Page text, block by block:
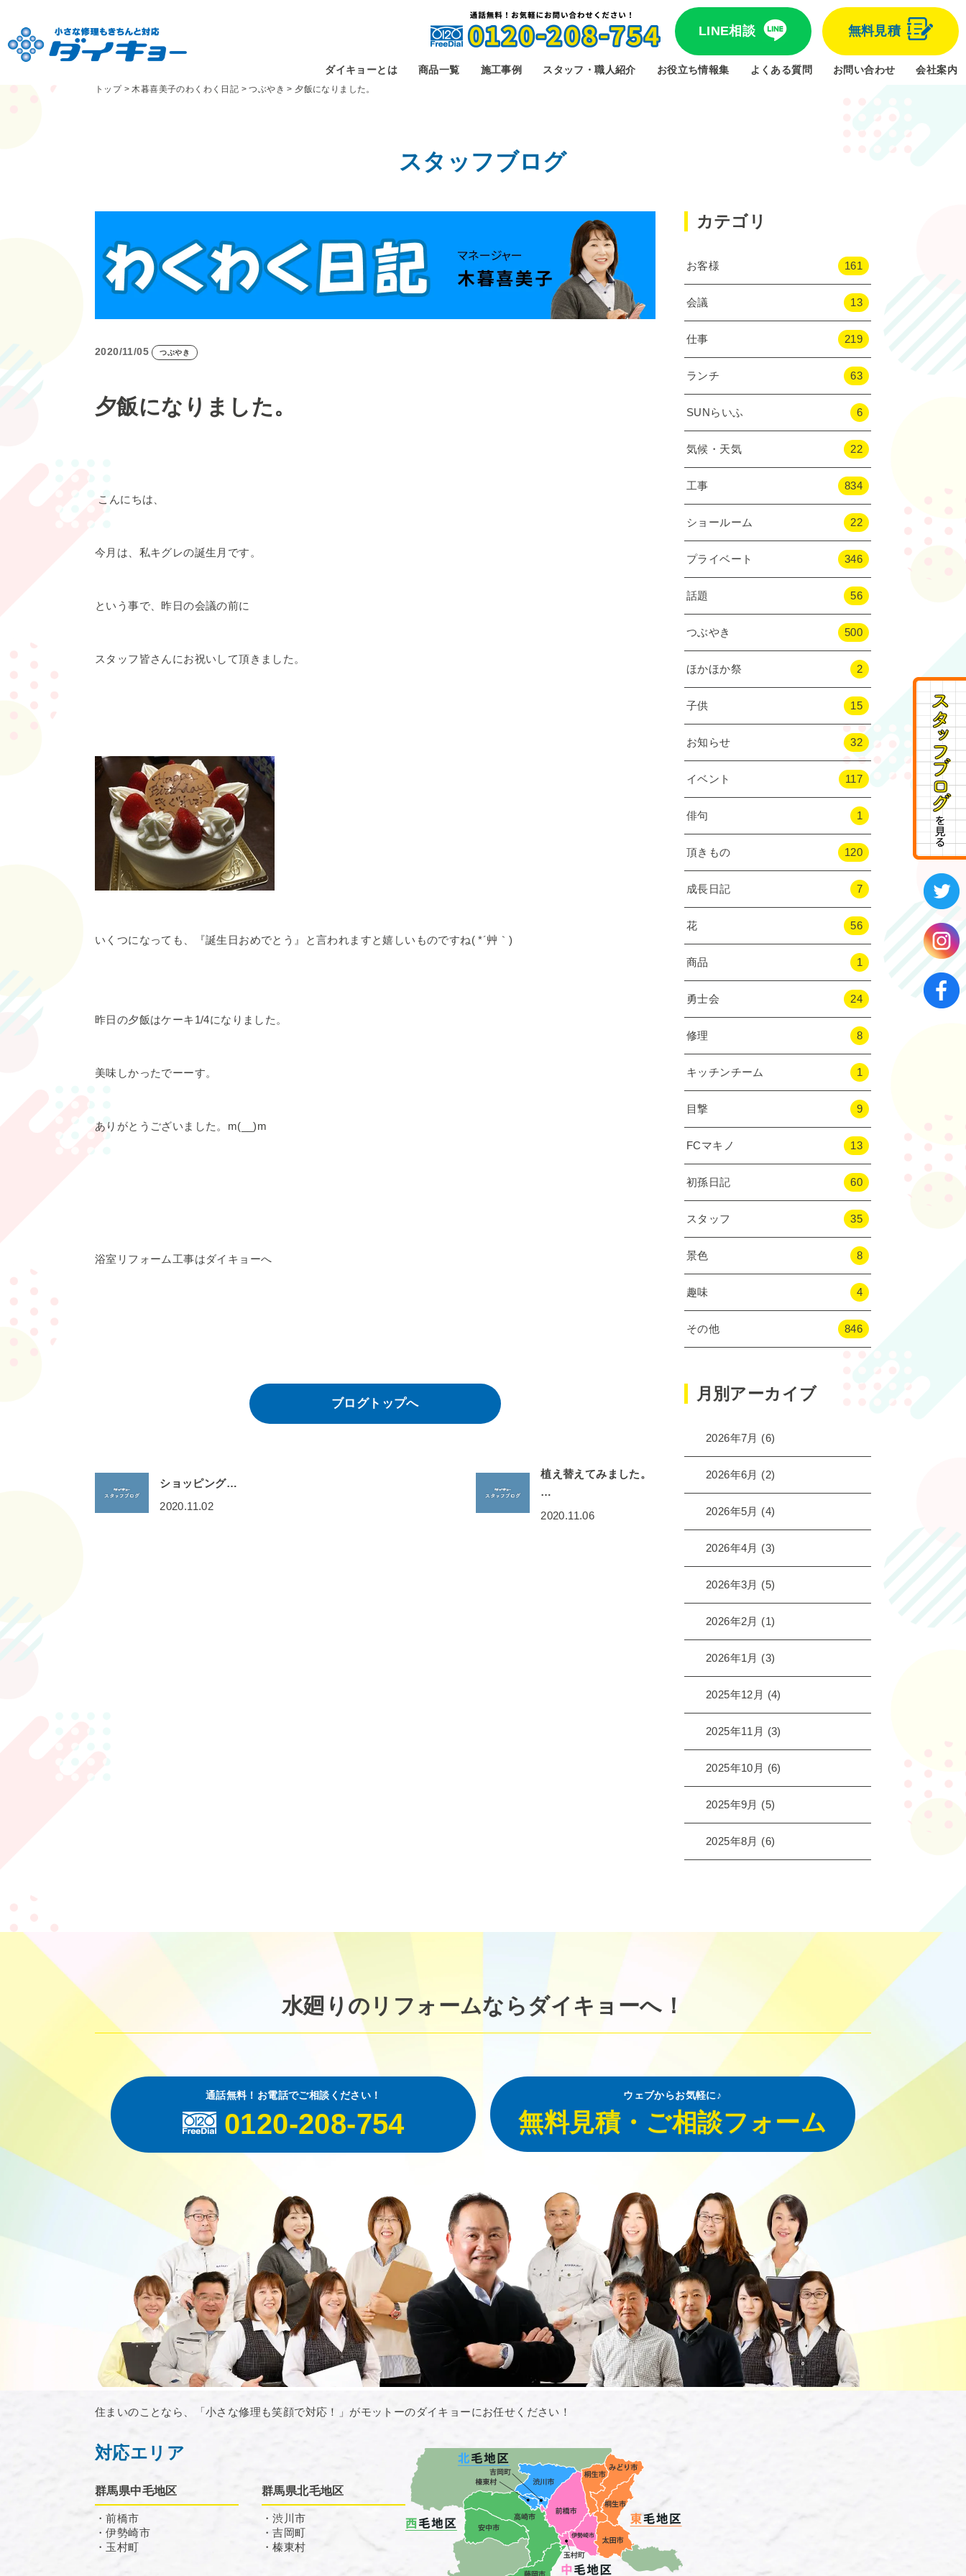
LINE相談 無料見積
ダイキョーとは 商品一覧 施工事例 スタッフ・職人紹介 お役立ち情報集 よくある質問 お問い合わせ 会社案内
トップ>木暮喜美子のわくわく日記 >つぶやき > 夕飯になりました。
スタッフブログ
2020/11/05 つぶやき
夕飯になりました。
こんにちは、
今月は、私キグレの誕生月です。
という事で、昨日の会議の前に
スタッフ皆さんにお祝いして頂きました。
いくつになっても、『誕生日おめでとう』と言われますと嬉しいものですね( *´艸｀)
昨日の夕飯はケーキ1/4になりました。
美味しかったでーーす。
ありがとうございました。m(__)m
浴室リフォーム工事はダイキョーへ
ブログトップへ
ショッピング…
2020.11.02
植え替えてみました。
…
2020.11.06
カテゴリ
お客様 161
会議 13
仕事 219
ランチ 63
SUNらいふ 6
気候・天気 22
工事 834
ショールーム 22
プライベート 346
話題 56
つぶやき 500
ほかほか祭 2
子供 15
お知らせ 32
イベント 117
俳句 1
頂きもの 120
成長日記 7
花 56
商品 1
勇士会 24
修理 8
キッチンチーム 1
目撃 9
FCマキノ 13
初孫日記 60
スタッフ 35
景色 8
趣味 4
その他 846
月別アーカイブ
2026年7月 (6)
2026年6月 (2)
2026年5月 (4)
2026年4月 (3)
2026年3月 (5)
2026年2月 (1)
2026年1月 (3)
2025年12月 (4)
2025年11月 (3)
2025年10月 (6)
2025年9月 (5)
2025年8月 (6)
水廻りのリフォームならダイキョーへ！
通話無料！お電話でご相談ください！
0120-208-754
ウェブからお気軽に♪
無料見積・ご相談フォーム
住まいのことなら、「小さな修理も笑顔で対応！」がモットーのダイキョーにお任せください！
対応エリア
群馬県中毛地区
・前橋市
・伊勢崎市
・玉村町
群馬県北毛地区
・渋川市
・吉岡町
・榛東村